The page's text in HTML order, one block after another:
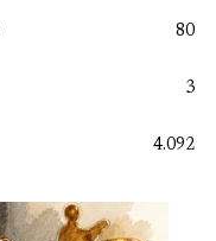
80
3
4.092